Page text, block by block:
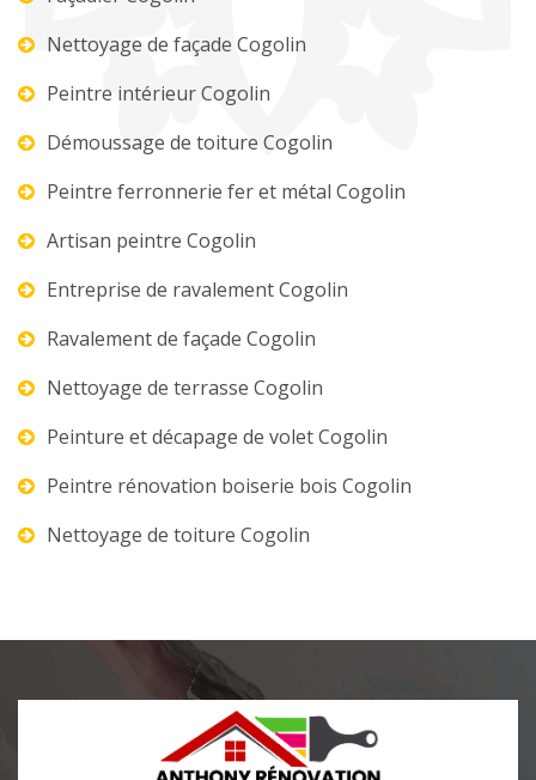
Nettoyage de façade Cogolin
Peintre intérieur Cogolin
Démoussage de toiture Cogolin
Peintre ferronnerie fer et métal Cogolin
Artisan peintre Cogolin
Entreprise de ravalement Cogolin
Ravalement de façade Cogolin
Nettoyage de terrasse Cogolin
Peinture et décapage de volet Cogolin
Peintre rénovation boiserie bois Cogolin
Nettoyage de toiture Cogolin